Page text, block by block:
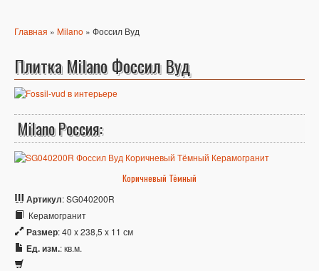
Главная » Milano » Фоссил Вуд
Плитка Milano Фоссил Вуд
Milano Россия:
Коричневый Тёмный
Артикул: SG040200R
Керамогранит
Размер: 40 x 238,5 x 11 см
Ед. изм.: кв.м.